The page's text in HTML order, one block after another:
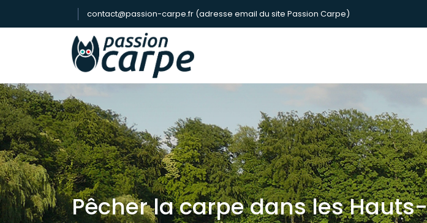
contact@passion-carpe.fr (adresse email du site Passion Carpe)
Pêcher la carpe dans les